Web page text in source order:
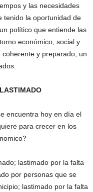
y las necesidades
tenido la oportunidad de
político que entiende las
económico, social y
y preparado; un
encuentra hoy en día el
para crecer en los
lastimado por la falta
por personas que se
lastimado por la falta